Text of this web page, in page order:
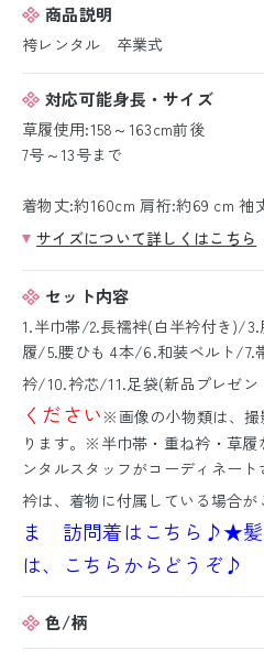
商品説明
袴レンタル 卒業式
対応可能身長・サイズ
草履使用:158～163cm前後
7号～13号まで
着物丈:約160cm 肩裄:約69 cm 袖
サイズについて詳しくはこちら
セット内容
1.半巾帯/2.長襦袢(白半衿付き)/
履/5.腰ひも 4本/6.和装ベルト/7.
衿/10.衿芯/11.足袋(新品プレゼン
ください ※画像の小物類は、撮
ります。※半巾帯・重ね衿・草
ンタルスタッフがコーディネー
衿は、着物に付属している場合が
ま 訪問着はこちら♪★髪
は、こちらからどうぞ♪
色/柄